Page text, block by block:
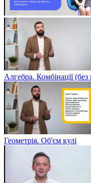
Алгебра. Комбінації
Геометрія. Об'єм кулі